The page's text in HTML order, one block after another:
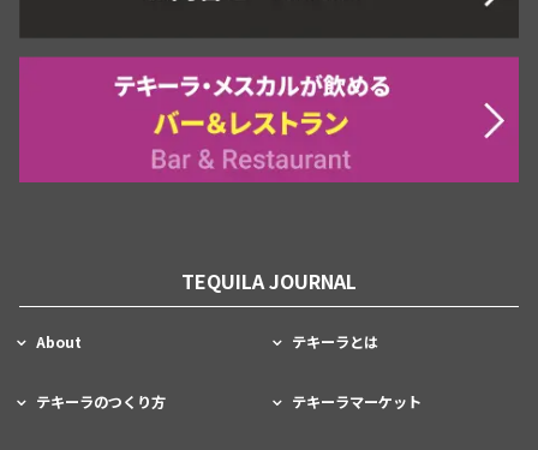
TEQUILA JOURNAL
About テキーラとは
テキーラのつくり方 テキーラマーケット